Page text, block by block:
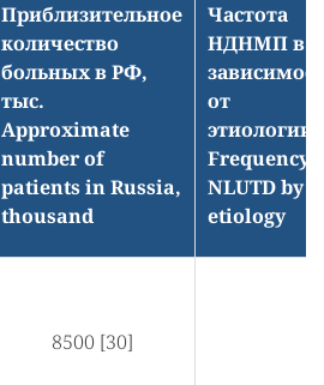
Приблизительное
количество
больных в РФ,
тыс.
Approximate
number of
patients in Russia,
thousand
Частота
НДНМП в
от
этиологии
Frequency
NLUTD by
etiology
8500 [30]